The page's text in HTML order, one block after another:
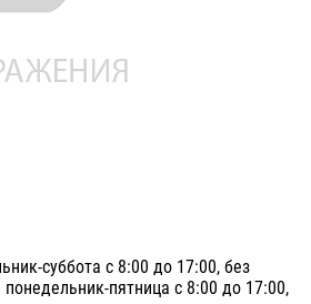
суббота с 8:00 до 17:00, без
пятница с 8:00 до 17:00,